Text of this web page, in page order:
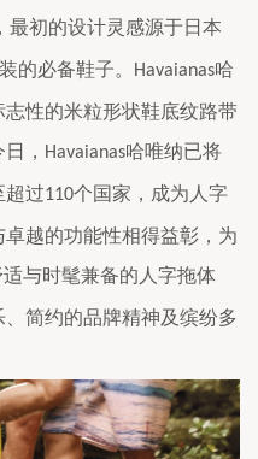
最初的设计灵感源于日本
的必备鞋子。 Havaianas哈
性的米粒形状鞋底纹路带
， Havaianas哈唯纳已将
超过110个国家，成为人字
越的功能性相得益彰，为
与时髦兼备的人字拖体
简约的品牌精神及缤纷多